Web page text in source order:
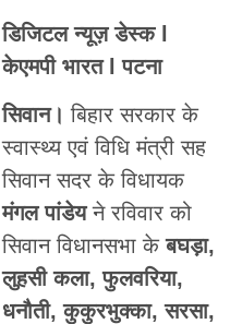
डिजिटल न्यूज़ डेस्क l
केएमपी भारत l पटना
सिवान। बिहार सरकार के
स्वास्थ्य एवं विधि मंत्री सह
सिवान सदर के विधायक
मंगल पांडेयने रविवार को
सिवान विधानसभा केबघड़ा,
लुहसी कला, फुलवरिया,
धनौती, कुकुरभुक्का, सरसा,